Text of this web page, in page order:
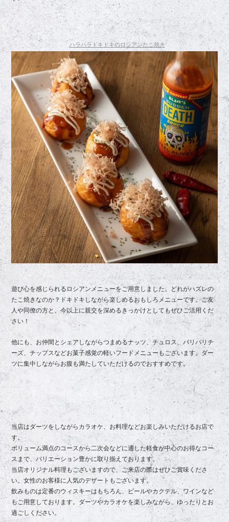
ハラハラドキドキのロシアンたこ焼き
遊び心を感じられるロシアンメニューをご用意しました。どれがハズレの
たこ焼きなのか？ドキドキしながら楽しめるおもしろメニューです。ご友
人や同僚の方と、今以上に親交を深めるきっかけとしてもぜひご活用くだ
さい！
他にも、お仲間とシェアしながらつまめるナッツ、チュロス、パリパリチ
ーズ、チップスなどお菓子感覚の軽いフードメニューもございます。ダー
ツに集中しながらお腹も満たしていただけるのでおすすめです。
当店はダーツをしながらカラオケ、お料理などお楽しみいただけるお店で
す。
ボリューム満点のコースから二次会などに適した軽食が中心のお得なコー
スまで、バリエーション豊かに取り揃えております。
当店オリジナル料理もございますので、ご来店の際はぜひご賞味くださ
い。女性のお客様に人気のデザートもございます。
飲みものは定番のウィスキーはもちろん、ビールやカクテル、ワインなど
もご用意しております。ダーツやカラオケを楽しみながら、ゆったりとお
過ごしください。